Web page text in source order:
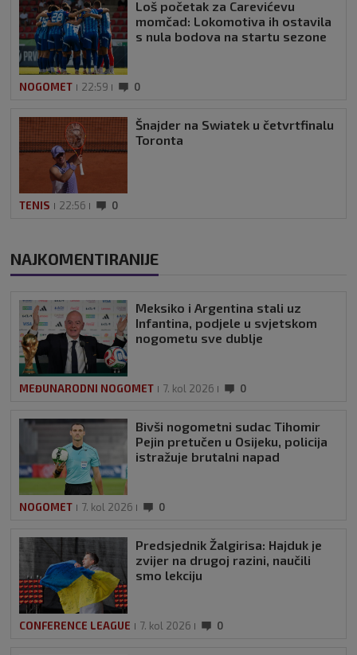
Loš početak za Carevićevu
momčad: Lokomotiva ih ostavila
s nula bodova na startu sezone
NOGOMET 22:59 0
Šnajder na Swiatek u četvrtfinalu
Toronta
TENIS 22:56 0
NAJKOMENTIRANIJE
Meksiko i Argentina stali uz
Infantina, podjele u svjetskom
nogometu sve dublje
MEĐUNARODNI NOGOMET 7. kol 2026 0
Bivši nogometni sudac Tihomir
Pejin pretučen u Osijeku, policija
istražuje brutalni napad
NOGOMET 7. kol 2026 0
Predsjednik Žalgirisa: Hajduk je
zvijer na drugoj razini, naučili
smo lekciju
CONFERENCE LEAGUE 7. kol 2026 0